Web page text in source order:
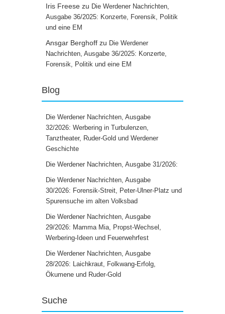
Iris Freese zu Die Werdener Nachrichten,
Ausgabe 36/2025: Konzerte, Forensik, Politik
und eine EM
Ansgar Berghoff zu Die Werdener
Nachrichten, Ausgabe 36/2025: Konzerte,
Forensik, Politik und eine EM
Blog
Die Werdener Nachrichten, Ausgabe
32/2026: Werbering in Turbulenzen,
Tanztheater, Ruder-Gold und Werdener
Geschichte
Die Werdener Nachrichten, Ausgabe 31/2026:
Die Werdener Nachrichten, Ausgabe
30/2026: Forensik-Streit, Peter-Ulner-Platz und
Spurensuche im alten Volksbad
Die Werdener Nachrichten, Ausgabe
29/2026: Mamma Mia, Propst-Wechsel,
Werbering-Ideen und Feuerwehrfest
Die Werdener Nachrichten, Ausgabe
28/2026: Laichkraut, Folkwang-Erfolg,
Ökumene und Ruder-Gold
Suche